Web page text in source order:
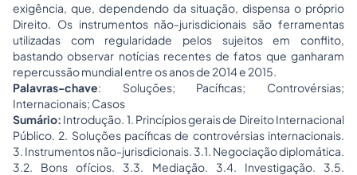
exigência, que, dependendo da situação, dispensa o próprio
Direito. Os instrumentos não-jurisdicionais são ferramentas
utilizadas com regularidade pelos sujeitos em conflito,
bastando observar notícias recentes de fatos que ganharam
repercussão mundial entre os anos de 2014 e 2015.
Palavras-chave: Soluções; Pacíficas; Controvérsias;
Internacionais; Casos
Sumário: Introdução. 1. Princípios gerais de Direito Internacional
Público. 2. Soluções pacíficas de controvérsias internacionais.
3. Instrumentos não-jurisdicionais. 3.1. Negociação diplomática.
3.2. Bons ofícios. 3.3. Mediação. 3.4. Investigação. 3.5.